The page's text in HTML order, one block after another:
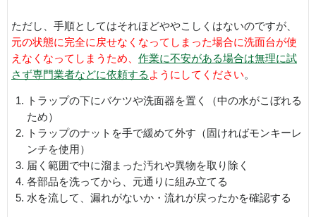
ただし、手順としてはそれほどややこしくはないのですが、
元の状態に完全に戻せなくなってしまった場合に洗面台が使
えなくなってしまうため、 作業に不安がある場合は無理に試
さず専門業者などに依頼する ようにしてください。
トラップの下にバケツや洗面器を置く（中の水がこぼれる
ため）
トラップのナットを手で緩めて外す（固ければモンキーレ
ンチを使用）
届く範囲で中に溜まった汚れや異物を取り除く
各部品を洗ってから、元通りに組み立てる
水を流して、漏れがないか・流れが戻ったかを確認する